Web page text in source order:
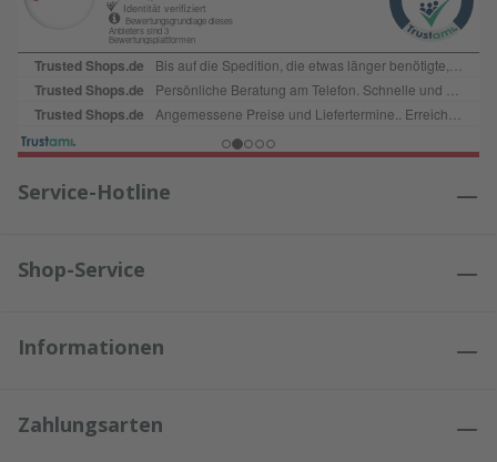
Service-Hotline
Shop-Service
Informationen
Zahlungsarten